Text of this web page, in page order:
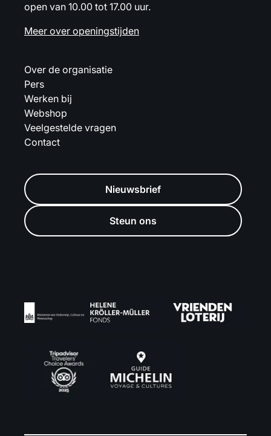
open van 10.00 tot 17.00 uur.
Meer over openingstijden
Over de organisatie
Pers
Werken bij
Webshop
Veelgestelde vragen
Contact
Nieuwsbrief
Steun ons